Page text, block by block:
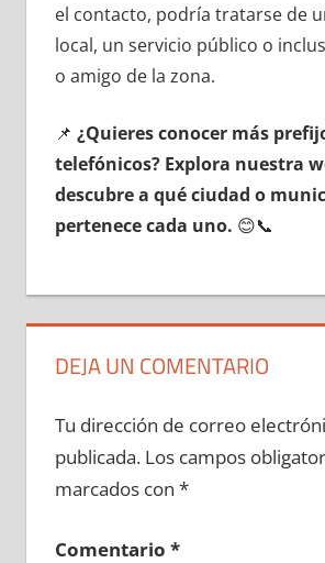
el contacto, podría tratarse dе
local, un servicio público ο
ο amigo dе la zona.
📌 ¿Quieres conocer mа́s
telefónicos? Explora nuestra
descubre а qué ciudad ο
pertenece cada uno. 😊📞
DEJA UN COMENTARIO
Tu dirección de correo
publicada. Los campos
marcados con *
Comentario *